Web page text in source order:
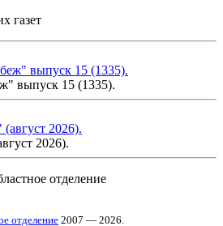
газет
выпуск 15 (1335).
2026).
отделение
отделение 2007 — 2026.